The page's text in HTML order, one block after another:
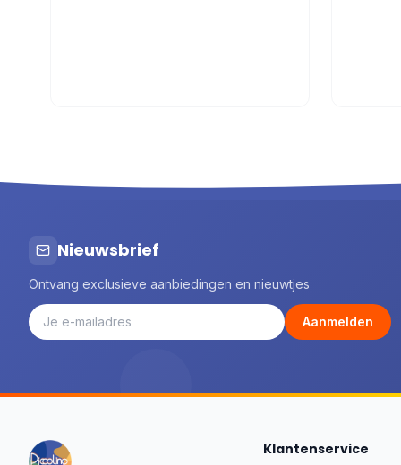
Nieuwsbrief
Ontvang exclusieve aanbiedingen en nieuwtjes
Aanmelden
Klantenservice